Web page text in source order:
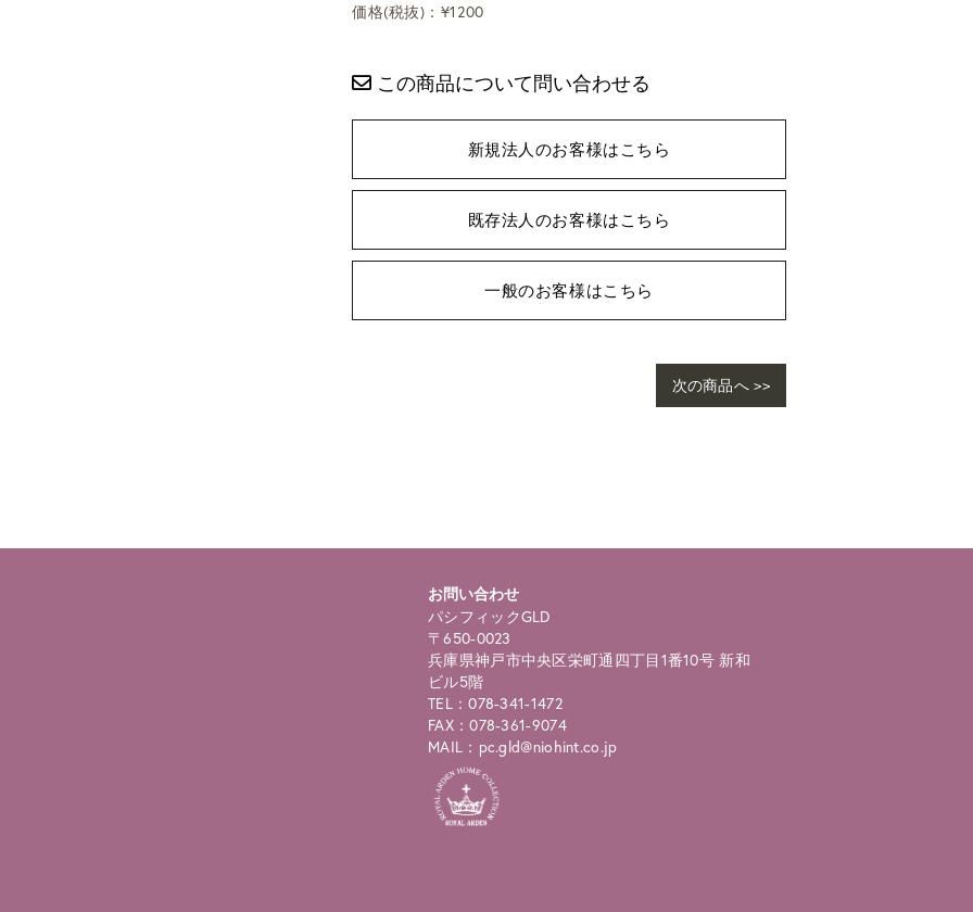
価格(税抜)：¥1200
この商品について問い合わせる
新規法人のお客様はこちら
既存法人のお客様はこちら
一般のお客様はこちら
次の商品へ >>
お問い合わせ
パシフィックGLD
〒650-0023
兵庫県神戸市中央区栄町通四丁目1番10号 新和
ビル5階
TEL：078-341-1472
FAX：078-361-9074
MAIL：pc.gld@niohint.co.jp